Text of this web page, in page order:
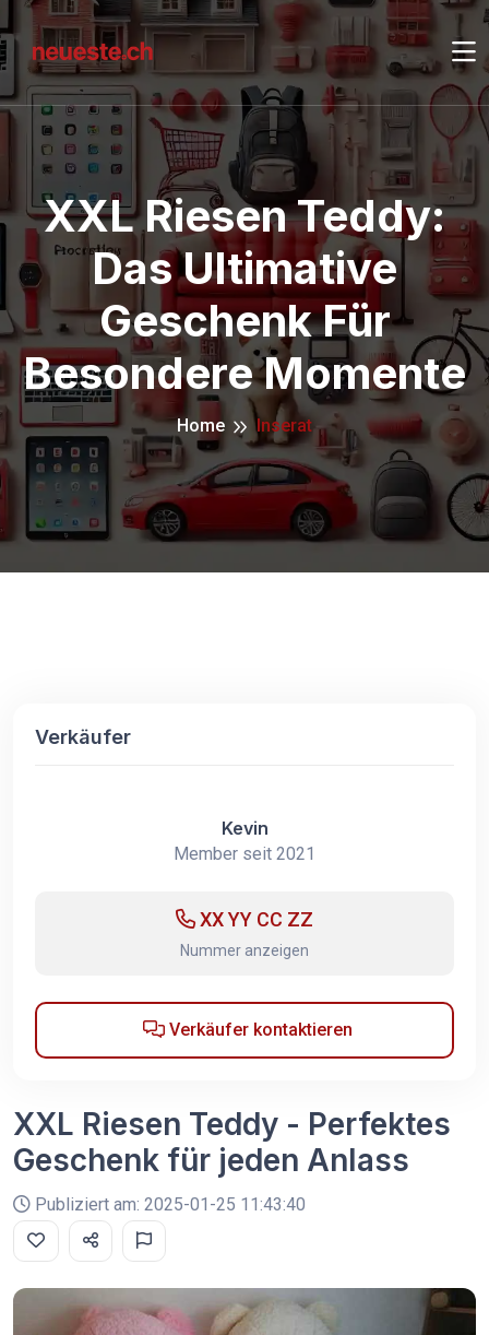
XXL Riesen Teddy:
Das Ultimative
Geschenk Für
Besondere Momente
Home Inserat
Verkäufer
Kevin
Member seit 2021
XX YY CC ZZ
Nummer anzeigen
Verkäufer kontaktieren
XXL Riesen Teddy - Perfektes
Geschenk für jeden Anlass
Publiziert am: 2025-01-25 11:43:40